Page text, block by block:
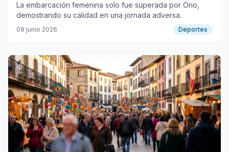
La embarcación femenina solo fue superada por Orio,
demostrando su calidad en una jornada adversa.
08 junio 2026 Deportes